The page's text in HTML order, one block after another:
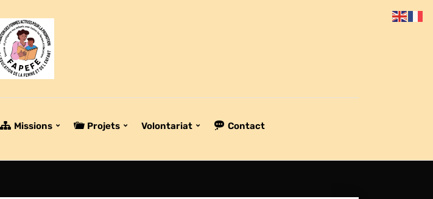
Missions Projets Volontariat Contact